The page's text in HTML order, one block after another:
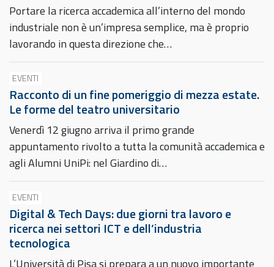
Portare la ricerca accademica all’interno del mondo
industriale non è un’impresa semplice, ma è proprio
lavorando in questa direzione che…
EVENTI
Racconto di un fine pomeriggio di mezza estate.
Le forme del teatro universitario
Venerdì 12 giugno arriva il primo grande
appuntamento rivolto a tutta la comunità accademica e
agli Alumni UniPi: nel Giardino di…
EVENTI
Digital & Tech Days: due giorni tra lavoro e
ricerca nei settori ICT e dell’industria
tecnologica
L’Università di Pisa si prepara a un nuovo importante